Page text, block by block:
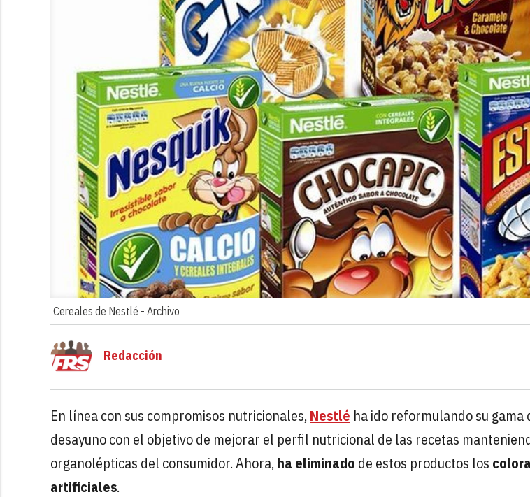
Cereales de Nestlé - Archivo
Redacción
En línea con sus compromisos nutricionales,Nestlé ha ido reformulando su gama
desayuno con el objetivo de mejorar el perfil nutricional de las recetas
organolépticas del consumidor. Ahora,ha eliminado de estos productos los
artificiales.